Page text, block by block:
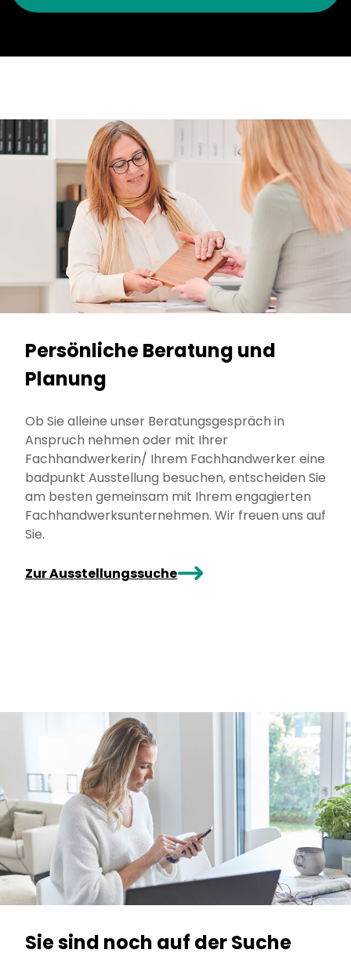
Persönliche Beratung und
Planung
Ob Sie alleine unser Beratungsgespräch in
Anspruch nehmen oder mit Ihrer
Fachhandwerkerin/ Ihrem Fachhandwerker eine
badpunkt Ausstellung besuchen, entscheiden Sie
am besten gemeinsam mit Ihrem engagierten
Fachhandwerksunternehmen. Wir freuen uns auf
Sie.
Zur AusstellungssuchearrowRight
Sie sind noch auf der Suche